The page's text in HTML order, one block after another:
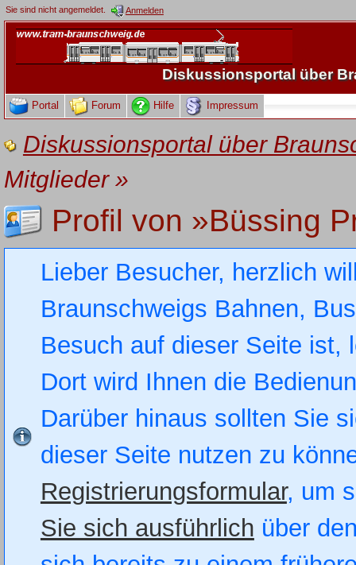
Sie sind nicht angemeldet. Anmelden
Diskussionsportal über
Portal Forum Hilfe Impressum
Diskussionsportal über
Mitglieder»
Profil von »Büssing
Lieber Besucher, herzlich
Braunschweigs Bahnen,
Besuch auf dieser Seite
Dort wird Ihnen die
Darüber hinaus sollten Sie
dieser Seite nutzen zu
Registrierungsformular, um
Sie sich ausführlich über